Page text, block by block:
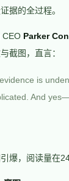
据的全过程。
CEO Parker
截图，直言：
is
And
爆，阅读量在